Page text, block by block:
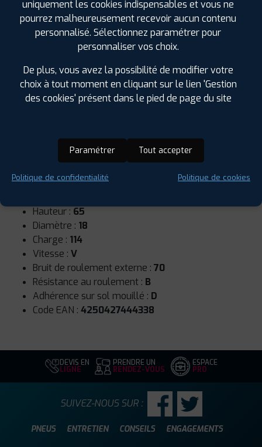
Runflat :Non
Hauteur : 65
Diamètre : 18
Charge : 114
Vitesse : V
Bruit de roulement externe : 70
Résistance au roulement : B
Adhérence sur sol mouillé : D
Code EAN : 4250427444338
DEVIS EN
LIGNE
PRENDRE UN
RENDEZ-VOUS
ESPACE
PRO
PNEUS ENTRETIEN CONSEILS ENGAGEMENTS
SUIVEZ-NOUS SUR :
uniquement les cookies indispensables et vous ne
pourrez malheureusement recevoir aucun contenu
personnalisé. Sélectionnez paramétrer pour
personnaliser vos choix.
De plus, vous avez la possibilité de modifier votre
choix à tout moment en cliquant sur le lien 'Gestion
des cookies' présent dans le pied de page du site
Paramétrer Tout accepter
Politique de confidentialité Politique de cookies